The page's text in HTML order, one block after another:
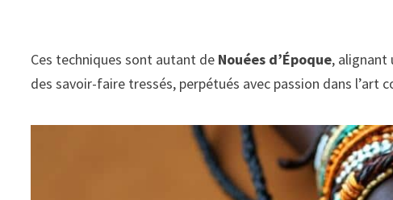
Ces techniques sont autant de Nouées d’Époque, alignant
des savoir-faire tressés, perpétués avec passion dans l’art